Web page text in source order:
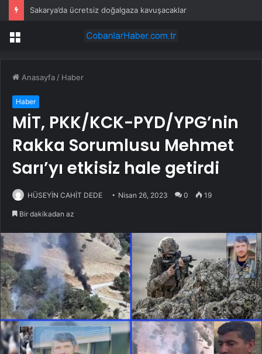
Sakarya’da ücretsiz doğalgaza kavuşacaklar
Menü
Anasayfa / Haber
Haber
MİT, PKK/KCK-PYD/YPG’nin
Rakka Sorumlusu Mehmet
Sarı’yı ​​etkisiz hale getirdi
HÜSEYİN CAHİT DEDE Nisan 26, 2023 0 19
Bir dakikadan az